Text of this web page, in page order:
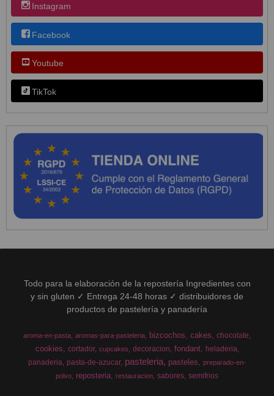
Instagram
Facebook
Youtube
TikTok
Todo para la elaboración de la repostería Ingredientes con
y sin gluten ✓ Entrega 24-48 horas ✓ distribuidores de
productos de pastelería y panadería
aroma-en-pasta aromas-para-pasteleria bizcochos cakes chocolate
cookies cortador cupcakes decoracion fondant
heladeria
panaderia pasta-de-azucar pasteleria pasteles
preparado-en-
polvo
reposteria restauracion sabores semifrios